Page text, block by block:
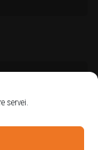
servei.